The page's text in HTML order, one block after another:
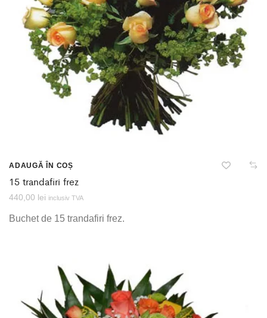
ADAUGĂ ÎN COȘ
15 trandafiri frez
440,00 lei inclusiv TVA
Buchet de 15 trandafiri frez.